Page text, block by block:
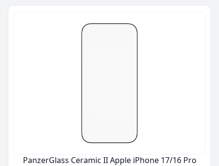
PanzerGlass Ceramic II Apple iPhone 17/16 Pro